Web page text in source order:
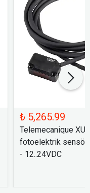
₺ 5,265.99
Telemecanique
fotoelektrik sensör
- 12..24VDC